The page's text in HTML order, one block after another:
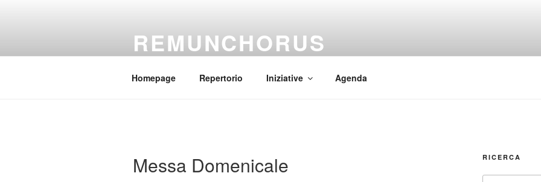
REMUNCHORUS
Homepage Repertorio Iniziative Agenda
Messa Domenicale RICERCA